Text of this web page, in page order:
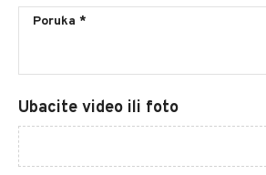
Ubacite video ili foto